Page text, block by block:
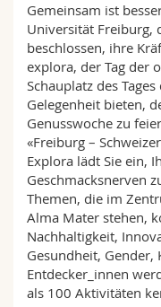
Gemeinsam ist
Universität Freiburg,
beschlossen, ihre
explora, der Tag der
Schauplatz des
Gelegenheit bieten,
Genusswoche zu
«Freiburg –
Explora lädt Sie ein,
Geschmacksnerven
Themen, die im
Alma Mater stehen,
Nachhaltigkeit,
Gesundheit, Gender,
Entdecker_innen
als 100 Aktivitäten